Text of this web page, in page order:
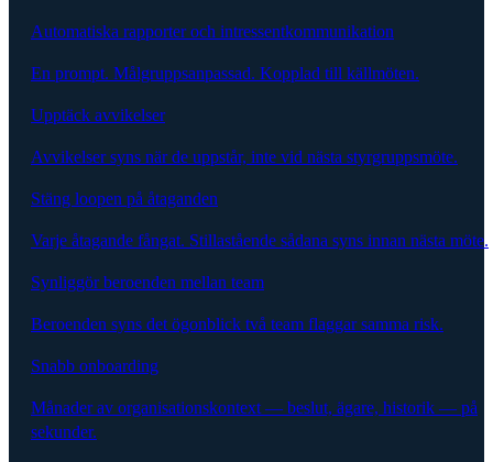
Automatiska rapporter och intressentkommunikation
En prompt. Målgruppsanpassad. Kopplad till källmöten.
Upptäck avvikelser
Avvikelser syns när de uppstår, inte vid nästa styrgruppsmöte.
Stäng loopen på åtaganden
Varje åtagande fångat. Stillastående sådana syns innan nästa möte.
Synliggör beroenden mellan team
Beroenden syns det ögonblick två team flaggar samma risk.
Snabb onboarding
Månader av organisationskontext — beslut, ägare, historik — på
sekunder.